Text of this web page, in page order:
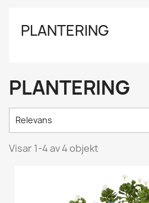
PLANTERING
PLANTERING
Relevans
Visar 1-4 av 4 objekt